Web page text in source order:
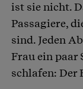
ist sie nicht.
Passagiere,
sind. Jeden
Frau ein paar
schlafen: Der